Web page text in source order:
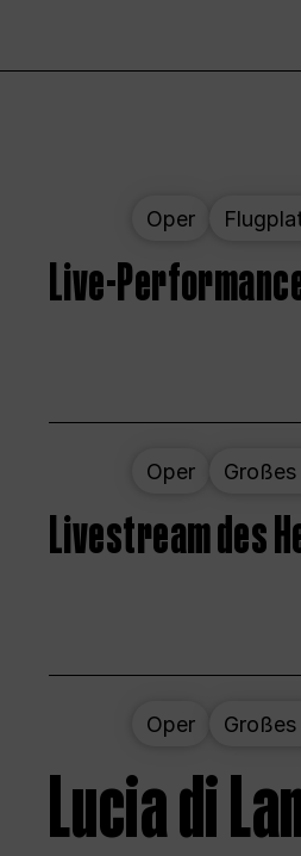
Oper
Live-
Oper
Livestream des
Oper
Lucia di